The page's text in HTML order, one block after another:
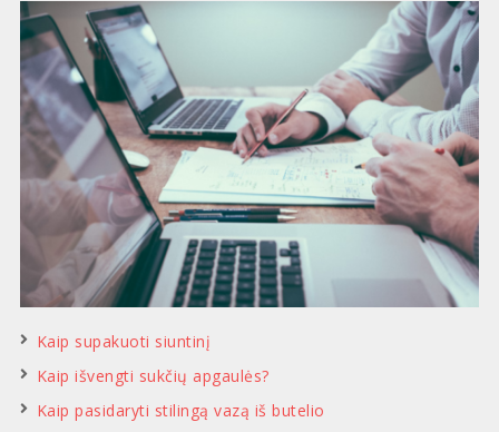
Kaip supakuoti siuntinį
Kaip išvengti sukčių apgaulės?
Kaip pasidaryti stilingą vazą iš butelio